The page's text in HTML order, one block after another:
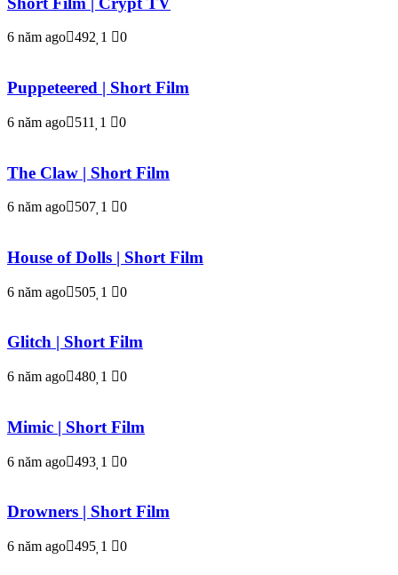
6 năm ago 492 1 0
Puppeteered | Short Film
6 năm ago 511 1 0
The Claw | Short Film
6 năm ago 507 1 0
House of Dolls | Short Film
6 năm ago 505 1 0
Glitch | Short Film
6 năm ago 480 1 0
Mimic | Short Film
6 năm ago 493 1 0
Drowners | Short Film
6 năm ago 495 1 0